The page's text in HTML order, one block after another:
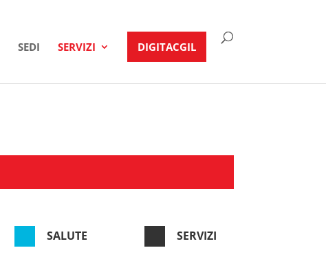
SEDI SERVIZI DIGITACGIL
SALUTE SERVIZI